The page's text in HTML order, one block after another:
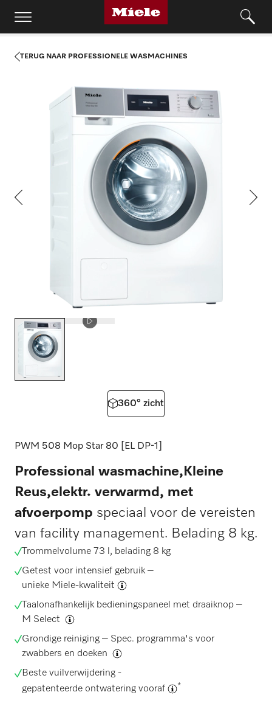
TERUG NAAR PROFESSIONELE WASMACHINES
360° zicht
PWM 508 Mop Star 80 [EL DP-1]
Professional wasmachine,Kleine
Reus,elektr. verwarmd, met
afvoerpomp speciaal voor de vereisten
van facility management. Belading 8 kg.
Trommelvolume 73 l, belading 8 kg
Getest voor intensief gebruik –
unieke Miele-kwaliteit
Taalonafhankelijk bedieningspaneel met draaiknop –
M Select
Grondige reiniging – Spec. programma's voor
zwabbers en doeken
Beste vuilverwijdering -
gepatenteerde ontwatering vooraf
*